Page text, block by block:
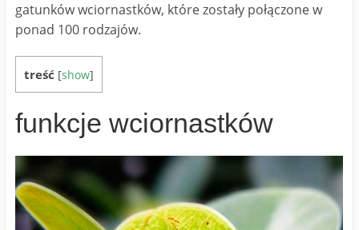
gatunków wciornastków, które zostały połączone w
ponad 100 rodzajów.
treść [show]
funkcje wciornastków